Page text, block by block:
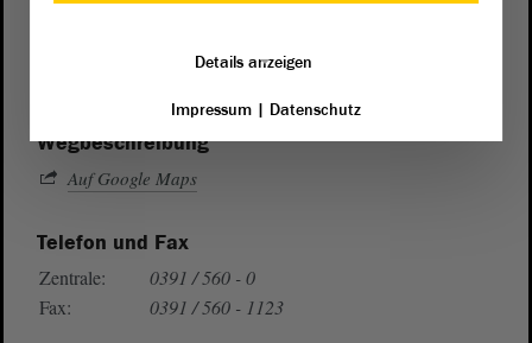
Wegbeschreibung
Auf Google Maps
Telefon und Fax
Zentrale:
0391 / 560 - 0
Fax:
0391 / 560 - 1123
Details anzeigen
Impressum| Datenschutz